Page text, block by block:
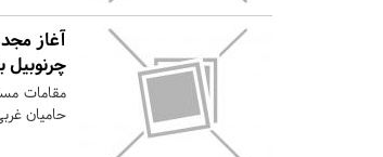
آغاز
چرنوبیل
مقامات
حامیان